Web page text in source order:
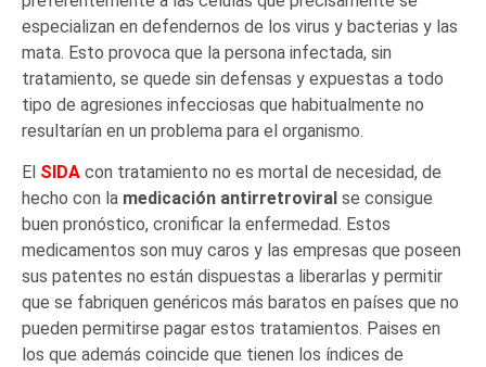
especializan en defendernos de los virus y bacterias y las
mata. Esto provoca que la persona infectada, sin
tratamiento, se quede sin defensas y expuestas a todo
tipo de agresiones infecciosas que habitualmente no
resultarían en un problema para el organismo.
El SIDA con tratamiento no es mortal de necesidad, de
hecho con la medicación antirretroviral se consigue
buen pronóstico, cronificar la enfermedad. Estos
medicamentos son muy caros y las empresas que poseen
sus patentes no están dispuestas a liberarlas y permitir
que se fabriquen genéricos más baratos en países que no
pueden permitirse pagar estos tratamientos. Paises en
los que además coincide que tienen los índices de